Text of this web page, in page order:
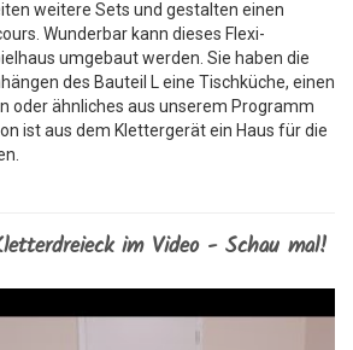
weitere Sets und gestalten einen
Wunderbar kann dieses Flexi-
umgebaut werden. Sie haben die
des Bauteil L eine Tischküche, einen
oder ähnliches aus unserem Programm
ist aus dem Klettergerät ein Haus für die
im Video - Schau mal!